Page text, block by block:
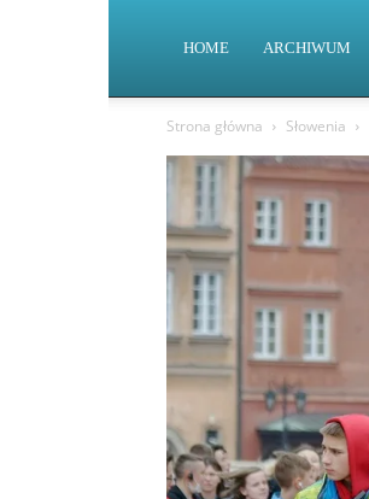
HOME ARCHIWUM
Strona główna Słowenia